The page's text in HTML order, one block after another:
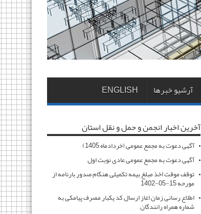
آرشیو خبرها ENGLISH
آخرین اخبار انجمن و حمل و نقل استان
آگهی دعوت به مجمع عمومی (خردادماه 1405)
آگهی دعوت به مجمع عمومی عادی نوبت اول
توقف موقت اخذ مبلغ بیمه تکمیلی هنگام صدور بارنامه از
مورحه 15-05-1402
اطلاع رسانی زمان اغاز ارسال کد یکبار مصرف پیامکی به
شماره همراه رانندگان